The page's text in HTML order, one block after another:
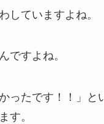
していますよね。
すよね。
ったです！！」と
す。